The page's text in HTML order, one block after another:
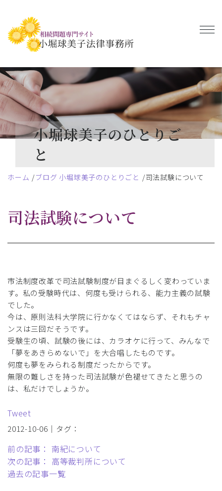
小堀球美子のひとりご
と
ホーム ブログ 小堀球美子のひとりごと 司法試験について
司法試験について
市法制度改革で司法試験制度が目まぐるしく変わっていま
す。私の受験時代は、何度も受けられる、能力主義の試験
でした。
今は、原則法科大学院に行かなくてはならず、それもチャ
ンスは三回だそうです。
受験生の頃、試験の後には、カラオケに行って、みんなで
「夢をあきらめないで」を大合唱したものです。
何度も夢をみられる制度だったからです。
無限の難しさを持った司法試験が色褪せてきたと思うの
は、私だけでしょうか。
Tweet
2012-10-06｜タグ：
前の記事： 南紀について
次の記事： 高等裁判所について
過去の記事一覧